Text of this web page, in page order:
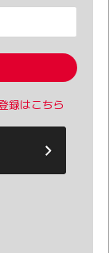
録はこちら